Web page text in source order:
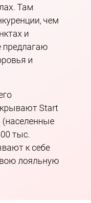
Там
чем
и
предлагаю
и
Start
(населенные
тыс.
к себе
лояльную